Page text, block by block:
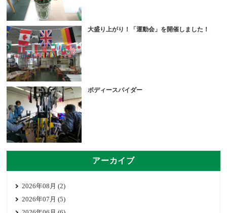
大盛り上がり！「運動会」を開催しました！
ボディースパイダー
アーカイブ
2026年08月 (2)
2026年07月 (5)